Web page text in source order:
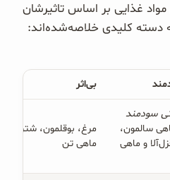
غذایی بر اساس تاثیرشان
بی‌اثر
سالمون،
و ماهی
مرغ، بوقلمون، شترمرغ،
ماهی تن